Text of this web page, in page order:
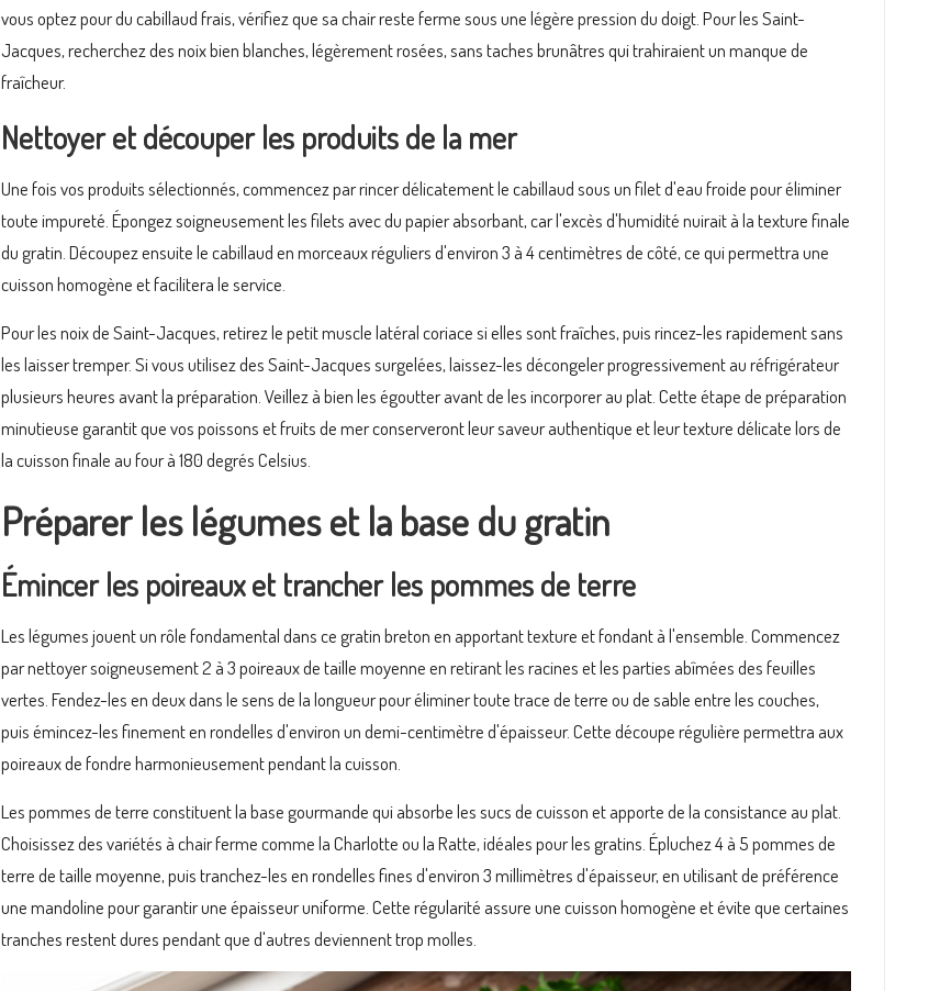
vous optez pour du cabillaud frais, vérifiez que sa chair reste ferme sous une légère pression du doigt. Pour les Saint-
Jacques, recherchez des noix bien blanches, légèrement rosées, sans taches brunâtres qui trahiraient un manque de
fraîcheur.
Nettoyer et découper les produits de la mer
Une fois vos produits sélectionnés, commencez par rincer délicatement le cabillaud sous un filet d'eau froide pour éliminer
toute impureté. Épongez soigneusement les filets avec du papier absorbant, car l'excès d'humidité nuirait à la texture finale
du gratin. Découpez ensuite le cabillaud en morceaux réguliers d'environ 3 à 4 centimètres de côté, ce qui permettra une
cuisson homogène et facilitera le service.
Pour les noix de Saint-Jacques, retirez le petit muscle latéral coriace si elles sont fraîches, puis rincez-les rapidement sans
les laisser tremper. Si vous utilisez des Saint-Jacques surgelées, laissez-les décongeler progressivement au réfrigérateur
plusieurs heures avant la préparation. Veillez à bien les égoutter avant de les incorporer au plat. Cette étape de préparation
minutieuse garantit que vos poissons et fruits de mer conserveront leur saveur authentique et leur texture délicate lors de
la cuisson finale au four à 180 degrés Celsius.
Préparer les légumes et la base du gratin
Émincer les poireaux et trancher les pommes de terre
Les légumes jouent un rôle fondamental dans ce gratin breton en apportant texture et fondant à l'ensemble. Commencez
par nettoyer soigneusement 2 à 3 poireaux de taille moyenne en retirant les racines et les parties abîmées des feuilles
vertes. Fendez-les en deux dans le sens de la longueur pour éliminer toute trace de terre ou de sable entre les couches,
puis émincez-les finement en rondelles d'environ un demi-centimètre d'épaisseur. Cette découpe régulière permettra aux
poireaux de fondre harmonieusement pendant la cuisson.
Les pommes de terre constituent la base gourmande qui absorbe les sucs de cuisson et apporte de la consistance au plat.
Choisissez des variétés à chair ferme comme la Charlotte ou la Ratte, idéales pour les gratins. Épluchez 4 à 5 pommes de
terre de taille moyenne, puis tranchez-les en rondelles fines d'environ 3 millimètres d'épaisseur, en utilisant de préférence
une mandoline pour garantir une épaisseur uniforme. Cette régularité assure une cuisson homogène et évite que certaines
tranches restent dures pendant que d'autres deviennent trop molles.